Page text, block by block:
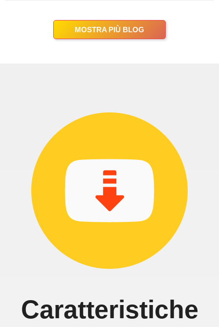
che possono aiutarti a scaricare video
facilmente. Perché usare le app per
MOSTRA PIÙ BLOG
Caratteristiche